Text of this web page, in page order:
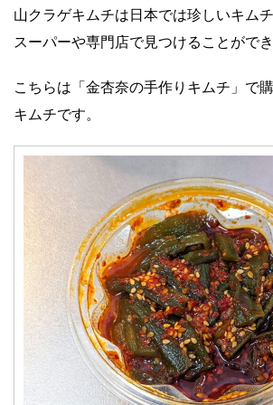
山クラゲキムチは日本では珍しいキム
スーパーや専門店で見つけることができ
こちらは「金杏奈の手作りキムチ」で
キムチです。